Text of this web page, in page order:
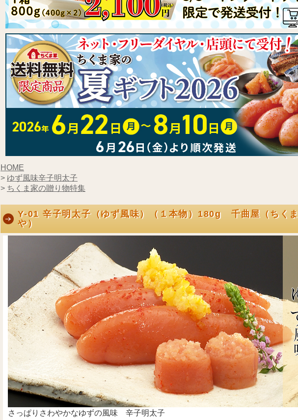
HOME
> ゆず風味辛子明太子
> ちくま家の贈り物特集
Y-01 辛子明太子（ゆず風味）（１本物）180g 千曲屋（ちくま
や）
さっぱりさわやかなゆずの風味 辛子明太子